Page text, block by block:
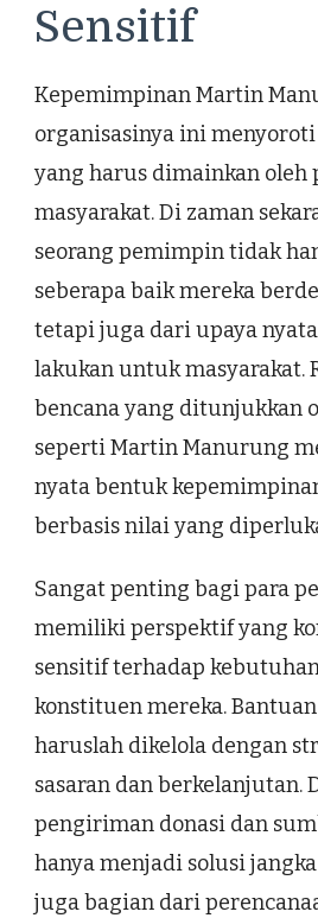
Sensitif
Kepemimpinan Martin
organisasinya ini
yang harus dimainkan oleh
masyarakat. Di zaman
seorang pemimpin tidak
seberapa baik mereka
tetapi juga dari upaya
lakukan untuk masyarakat.
bencana yang ditunjukkan
seperti Martin Manurung
nyata bentuk
berbasis nilai yang
Sangat penting bagi para
memiliki perspektif yang
sensitif terhadap
konstituen mereka.
haruslah dikelola dengan
sasaran dan berkelanjutan.
pengiriman donasi dan
hanya menjadi solusi
juga bagian dari